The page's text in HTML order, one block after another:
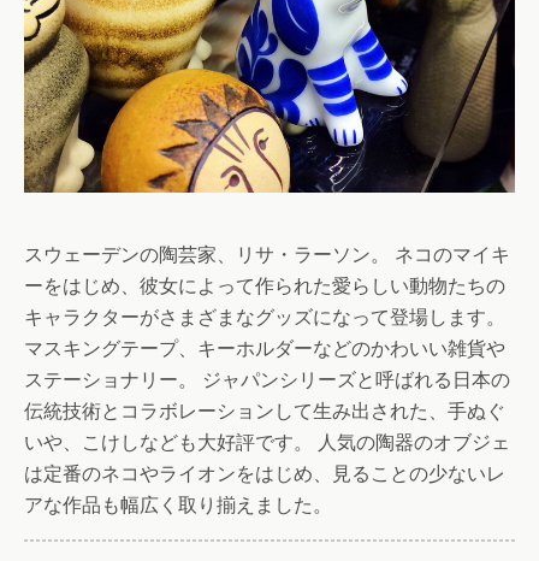
スウェーデンの陶芸家、リサ・ラーソン。 ネコのマイキ
ーをはじめ、彼女によって作られた愛らしい動物たちの
キャラクターがさまざまなグッズになって登場します。
マスキングテープ、キーホルダーなどのかわいい雑貨や
ステーショナリー。 ジャパンシリーズと呼ばれる日本の
伝統技術とコラボレーションして生み出された、手ぬぐ
いや、こけしなども大好評です。 人気の陶器のオブジェ
は定番のネコやライオンをはじめ、見ることの少ないレ
アな作品も幅広く取り揃えました。